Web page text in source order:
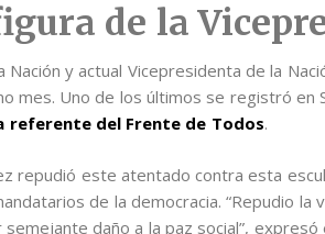
de la
y actual Vicepresidenta de la
mes. Uno de los últimos se registró en
referente del Frente de Todos.
repudió este atentado contra esta
de la democracia. “Repudio la
daño a la paz social”,